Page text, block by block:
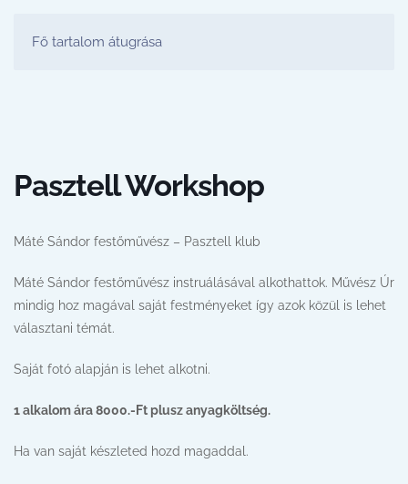
Fő tartalom átugrása
FESTŐ PARTY STÚDIÓ
Pasztell Workshop
Máté Sándor festőművész – Pasztell klub
Máté Sándor festőművész instruálásával alkothattok. Művész Úr
mindig hoz magával saját festményeket így azok közül is lehet
választani témát.
Saját fotó alapján is lehet alkotni.
1 alkalom ára 8000.-Ft plusz anyagköltség.
Ha van saját készleted hozd magaddal.